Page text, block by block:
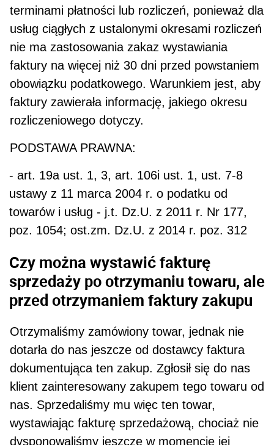
terminami płatności lub rozliczeń, ponieważ dla
usług ciągłych z ustalonymi okresami rozliczeń
nie ma zastosowania zakaz wystawiania
faktury na więcej niż 30 dni przed powstaniem
obo­wiązku podatkowego. Warunkiem jest, aby
faktury zawierała informację, jakiego okresu
rozliczeniowego dotyczy.
PODSTAWA PRAWNA:
- art. 19a ust. 1, 3, art. 106i ust. 1, ust. 7-8
ustawy z 11 marca 2004 r. o podatku od
towarów i usług - j.t. Dz.U. z 2011 r. Nr 177,
poz. 1054; ost.zm. Dz.U. z 2014 r. poz. 312
Czy można wystawić fakturę
sprzedaży po otrzymaniu towaru, ale
przed otrzymaniem faktury zakupu
Otrzymaliśmy zamówiony towar, jednak nie
dotarła do nas jeszcze od dostawcy faktura
dokumentują­ca ten zakup. Zgłosił się do nas
klient zainteresowany zakupem tego towaru od
nas. Sprzedaliśmy mu więc ten towar,
wystawiając fakturę sprzedażową, chociaż nie
dysponowaliśmy jeszcze w momencie jej